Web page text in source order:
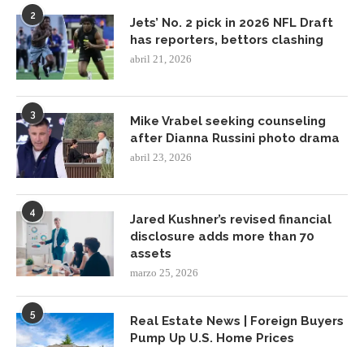
2
Jets’ No. 2 pick in 2026 NFL Draft
has reporters, bettors clashing
abril 21, 2026
3
Mike Vrabel seeking counseling
after Dianna Russini photo drama
abril 23, 2026
4
Jared Kushner’s revised financial
disclosure adds more than 70
assets
marzo 25, 2026
5
Real Estate News | Foreign Buyers
Pump Up U.S. Home Prices